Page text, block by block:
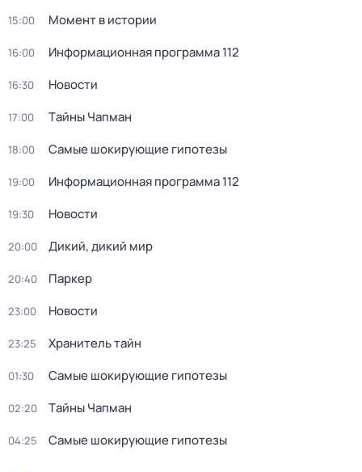
15:00 Момент в истории
16:00 Информационная программа 112
16:30 Новости
17:00 Тaйны Чапман
18:00 Самые шoкиpующие гипотезы
19:00 Информационная программа 112
19:30 Новости
20:00 Дикий, дикий мир
20:40 Паркер
23:00 Новости
23:25 Хранитель тайн
01:30 Самые шoкиpующие гипотезы
02:20 Тaйны Чапман
04:25 Самые шoкиpующие гипотезы